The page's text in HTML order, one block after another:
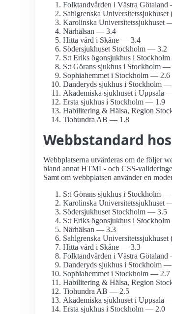
Folktandvården i Västra
Sahlgrenska
Karolinska Universitets­sjukhuset
Närhälsan — 3.4
Hitta vård i Skåne — 3.4
Söder­sjukhuset Stockholm — 3.2
S:t Eriks ögonsjukhus i
S:t Görans sjukhus i Stockholm —
Sophiahemmet i Stockholm — 2.6
Danderyds sjukhus i Stockholm
Akademiska sjukhuset i Uppsala
Ersta sjukhus i Stockholm — 1.9
Habilitering & Hälsa, Region
Tiohundra AB — 1.8
Webbstandard
Webbplatserna utvärderas om de följer
bland annat HTML- och CSS-
Samt om webbplatsen använder en
S:t Görans sjukhus i Stockholm —
Karolinska Universitets­sjukhuset
Söder­sjukhuset Stockholm — 3.5
S:t Eriks ögonsjukhus i
Närhälsan — 3.3
Sahlgrenska
Hitta vård i Skåne — 3.3
Folktandvården i Västra Götaland
Danderyds sjukhus i Stockholm
Sophiahemmet i Stockholm — 2.7
Habilitering & Hälsa, Region
Tiohundra AB — 2.5
Akademiska sjukhuset i Uppsala
Ersta sjukhus i Stockholm — 2.0